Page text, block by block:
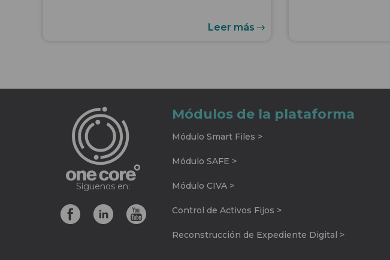
Leer más
Síguenos en:
Módulos de la plataforma
Módulo Smart Files >
Módulo SAFE >
Módulo CIVA >
Control de Activos Fijos >
Reconstrucción de Expediente Digital >